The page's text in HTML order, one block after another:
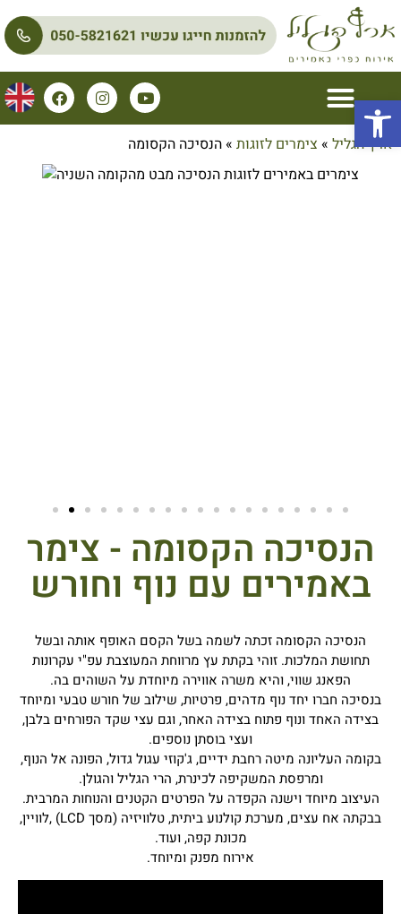
פתח סרגל נגישות
ארץ הגליל » צימרים לזוגות »הנסיכה הקסומה
הנסיכה הקסומה - צימר
באמירים עם נוף וחורש
הנסיכה הקסומה זכתה לשמה בשל הקסם האופף אותה ובשל
תחושת המלכות. זוהי בקתת עץ מרווחת המעוצבת עפ"י עקרונות
הפאנג שווי, והיא משרה אווירה מיוחדת על השוהים בה.
בנסיכה חברו יחד נוף מדהים, פרטיות, שילוב של חורש טבעי ומיוחד
בצידה האחד ונוף פתוח בצידה האחר, וגם עצי שקד הפורחים בלבן,
ועצי בוסתן נוספים.
בקומה העליונה מיטה רחבת ידיים, ג'קוזי עגול גדול, הפונה אל הנוף,
ומרפסת המשקיפה לכינרת, הרי הגליל והגולן.
העיצוב מיוחד וישנה הקפדה על הפרטים הקטנים והנוחות המרבית.
בבקתה אח עצים, מערכת קולנוע ביתית, טלוויזיה (מסך LCD) ,לוויין,
מכונת קפה, ועוד.
אירוח מפנק ומיוחד.